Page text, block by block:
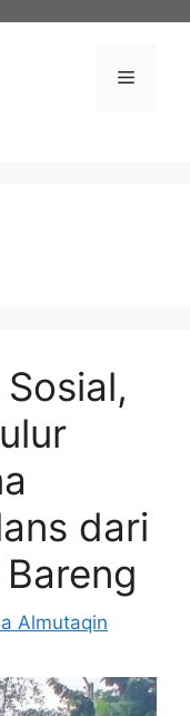
Menu
dari
Almutaqin